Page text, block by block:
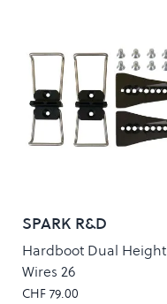
SPARK R&D
Hardboot Dual Height
Wires 26
CHF 79.00